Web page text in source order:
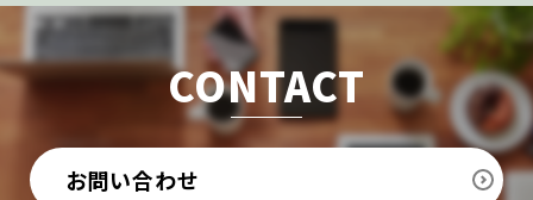
CONTACT
お問い合わせ